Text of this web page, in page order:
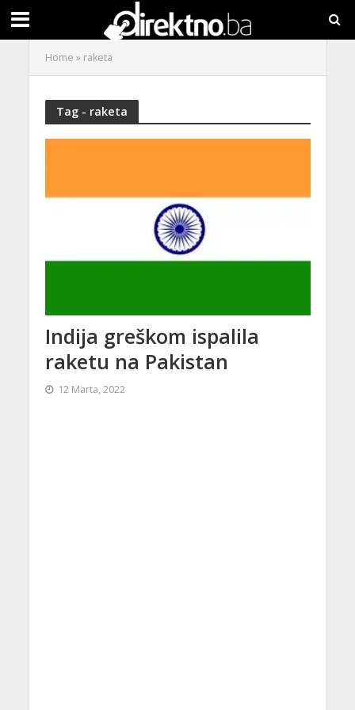
Home » raketa
Tag - raketa
Indija greškom ispalila
raketu na Pakistan
12 Marta, 2022